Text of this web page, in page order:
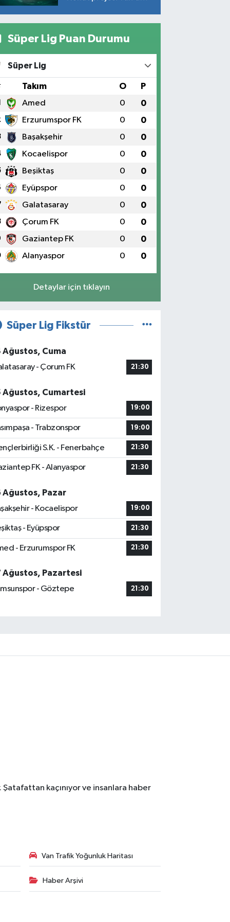
Süper Lig Puan Durumu
Süper Lig
Takım O P
Amed 0 0
Erzurumspor FK 0 0
Başakşehir 0 0
Kocaelispor 0 0
Beşiktaş 0 0
Eyüpspor 0 0
Galatasaray 0 0
Çorum FK 0 0
Gaziantep FK 0 0
Alanyaspor 0 0
Detaylar için tıklayın
Süper Lig Fikstür
Ağustos, Cuma
- Çorum FK
21:30
Ağustos, Cumartesi
- Rizespor
19:00
- Trabzonspor 19:00
S.K. - Fenerbahçe 21:30
FK - Alanyaspor 21:30
Ağustos, Pazar
- Kocaelispor
19:00
- Eyüpspor 21:30
- Erzurumspor FK 21:30
Ağustos, Pazartesi
- Göztepe
21:30
kaçınıyor ve insanlara haber
Van Trafik Yoğunluk Haritası
Haber Arşivi